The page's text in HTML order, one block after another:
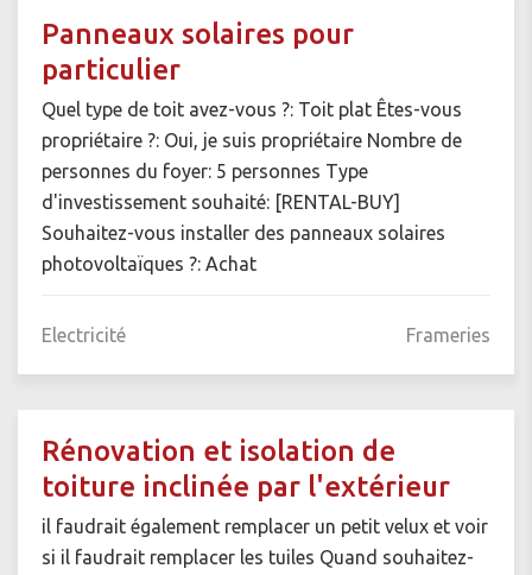
Panneaux solaires pour
particulier
Quel type de toit avez-vous ?: Toit plat Êtes-vous
propriétaire ?: Oui, je suis propriétaire Nombre de
personnes du foyer: 5 personnes Type
d'investissement souhaité: [RENTAL-BUY]
Souhaitez-vous installer des panneaux solaires
photovoltaïques ?: Achat
Electricité Frameries
Rénovation et isolation de
toiture inclinée par l'extérieur
il faudrait également remplacer un petit velux et voir
si il faudrait remplacer les tuiles Quand souhaitez-